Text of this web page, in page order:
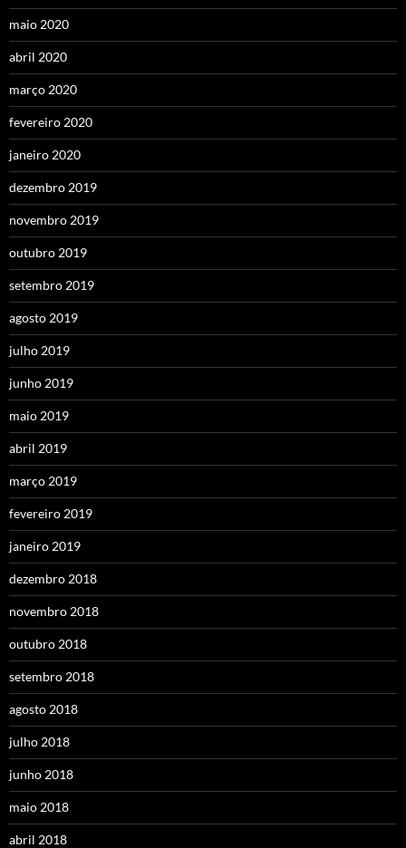
maio 2020
abril 2020
março 2020
fevereiro 2020
janeiro 2020
dezembro 2019
novembro 2019
outubro 2019
setembro 2019
agosto 2019
julho 2019
junho 2019
maio 2019
abril 2019
março 2019
fevereiro 2019
janeiro 2019
dezembro 2018
novembro 2018
outubro 2018
setembro 2018
agosto 2018
julho 2018
junho 2018
maio 2018
abril 2018